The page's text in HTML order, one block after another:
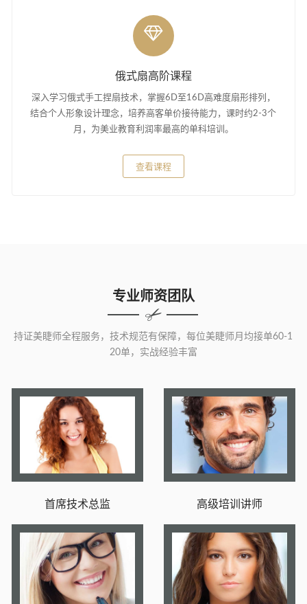
俄式扇高阶课程
深入学习俄式手工捏扇技术，掌握6D至16D高难度扇形排列，
结合个人形象设计理念，培养高客单价接待能力，课时约2-3个
月，为美业教育利润率最高的单科培训。
查看课程
专业师资团队
持证美睫师全程服务，技术规范有保障，每位美睫师月均接单60-1
20单，实战经验丰富
首席技术总监 高级培训讲师